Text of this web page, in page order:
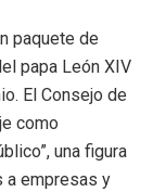
paquete de
papa León XIV
El Consejo de
como
una figura
a empresas y